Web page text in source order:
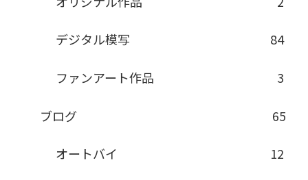
デジタル模写 84
ファンアート作品 3
ブログ 65
オートバイ 12